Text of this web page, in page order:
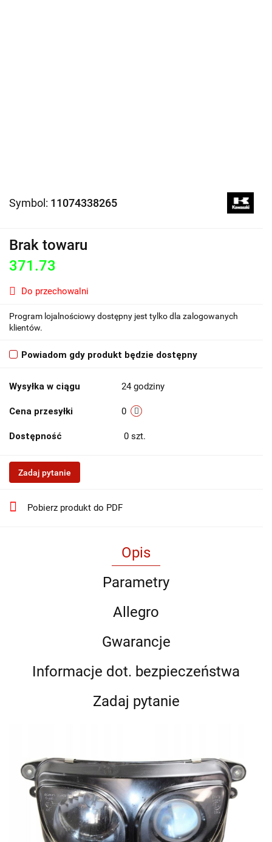
Symbol: 11074338265
Brak towaru
371.73
Do przechowalni
Program lojalnościowy dostępny jest tylko dla zalogowanych
klientów.
Powiadom gdy produkt będzie dostępny
Wysyłka w ciągu 24 godziny
Cena przesyłki 0
Dostępność 0 szt.
Zadaj pytanie
Pobierz produkt do PDF
Opis
Parametry
Allegro
Gwarancje
Informacje dot. bezpieczeństwa
Zadaj pytanie